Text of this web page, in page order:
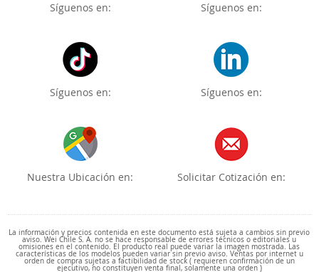
Síguenos en: Síguenos en:
Síguenos en: Síguenos en:
Nuestra Ubicación en: Solicitar Cotización en:
La información y precios contenida en este documento está sujeta a cambios sin previo
aviso. Wei Chile S. A. no se hace responsable de errores técnicos o editoriales u
omisiones en el contenido. El producto real puede variar la imagen mostrada. Las
características de los modelos pueden variar sin previo aviso. Ventas por internet u
orden de compra sujetas a factibilidad de stock ( requieren confirmación de un
ejecutivo, no constituyen venta final, solamente una orden )